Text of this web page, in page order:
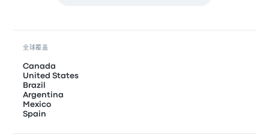
全球覆盖
Canada
United States
Brazil
Argentina
Mexico
Spain